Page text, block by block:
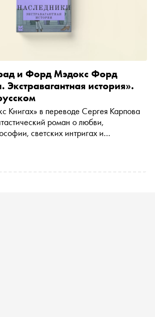
и Форд Мэдокс Форд
Экстравагантная история».
Книгах» в переводе Сергея Карпова
роман о любви,
светских интригах и
с «Подписными изданиями»